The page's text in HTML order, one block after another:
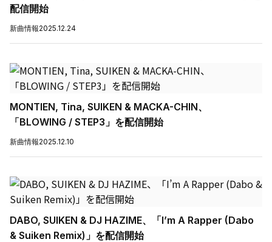
配信開始
新曲情報2025.12.24
MONTIEN, Tina, SUIKEN & MACKA-CHIN、
「BLOWING / STEP3」を配信開始
新曲情報2025.12.10
DABO, SUIKEN & DJ HAZIME、「I’m A Rapper (Dabo
& Suiken Remix)」を配信開始